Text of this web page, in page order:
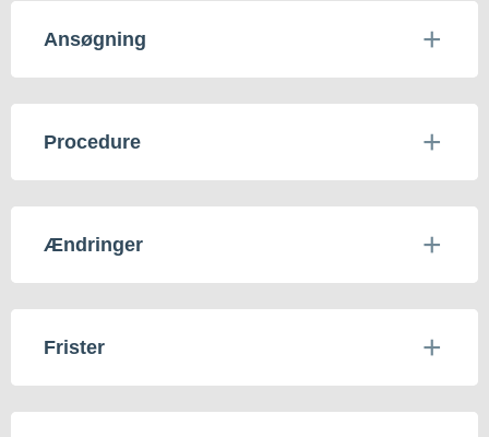
Ansøgning
Procedure
Ændringer
Frister